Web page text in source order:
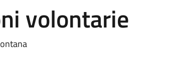
volontarie